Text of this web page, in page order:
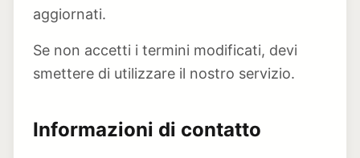
aggiornati.
Se non accetti i termini modificati, devi
smettere di utilizzare il nostro servizio.
Informazioni di contatto